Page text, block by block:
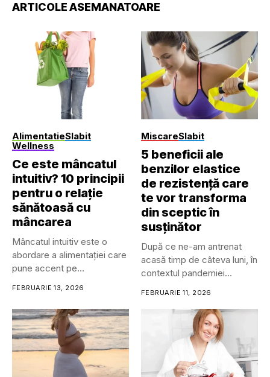
ARTICOLE ASEMANATOARE
AlimentatieSlabit
Wellness
Ce este mâncatul
intuitiv? 10 principii
pentru o relație
sănătoasă cu
mâncarea
Mâncatul intuitiv este o
abordare a alimentației care
pune accent pe
FEBRUARIE 13, 2026
MiscareSlabit
5 beneficii ale
benzilor elastice
de rezistență care
te vor transforma
din sceptic în
susținător
După ce ne-am antrenat
acasă timp de câteva luni, în
contextul pandemiei...
FEBRUARIE 11, 2026